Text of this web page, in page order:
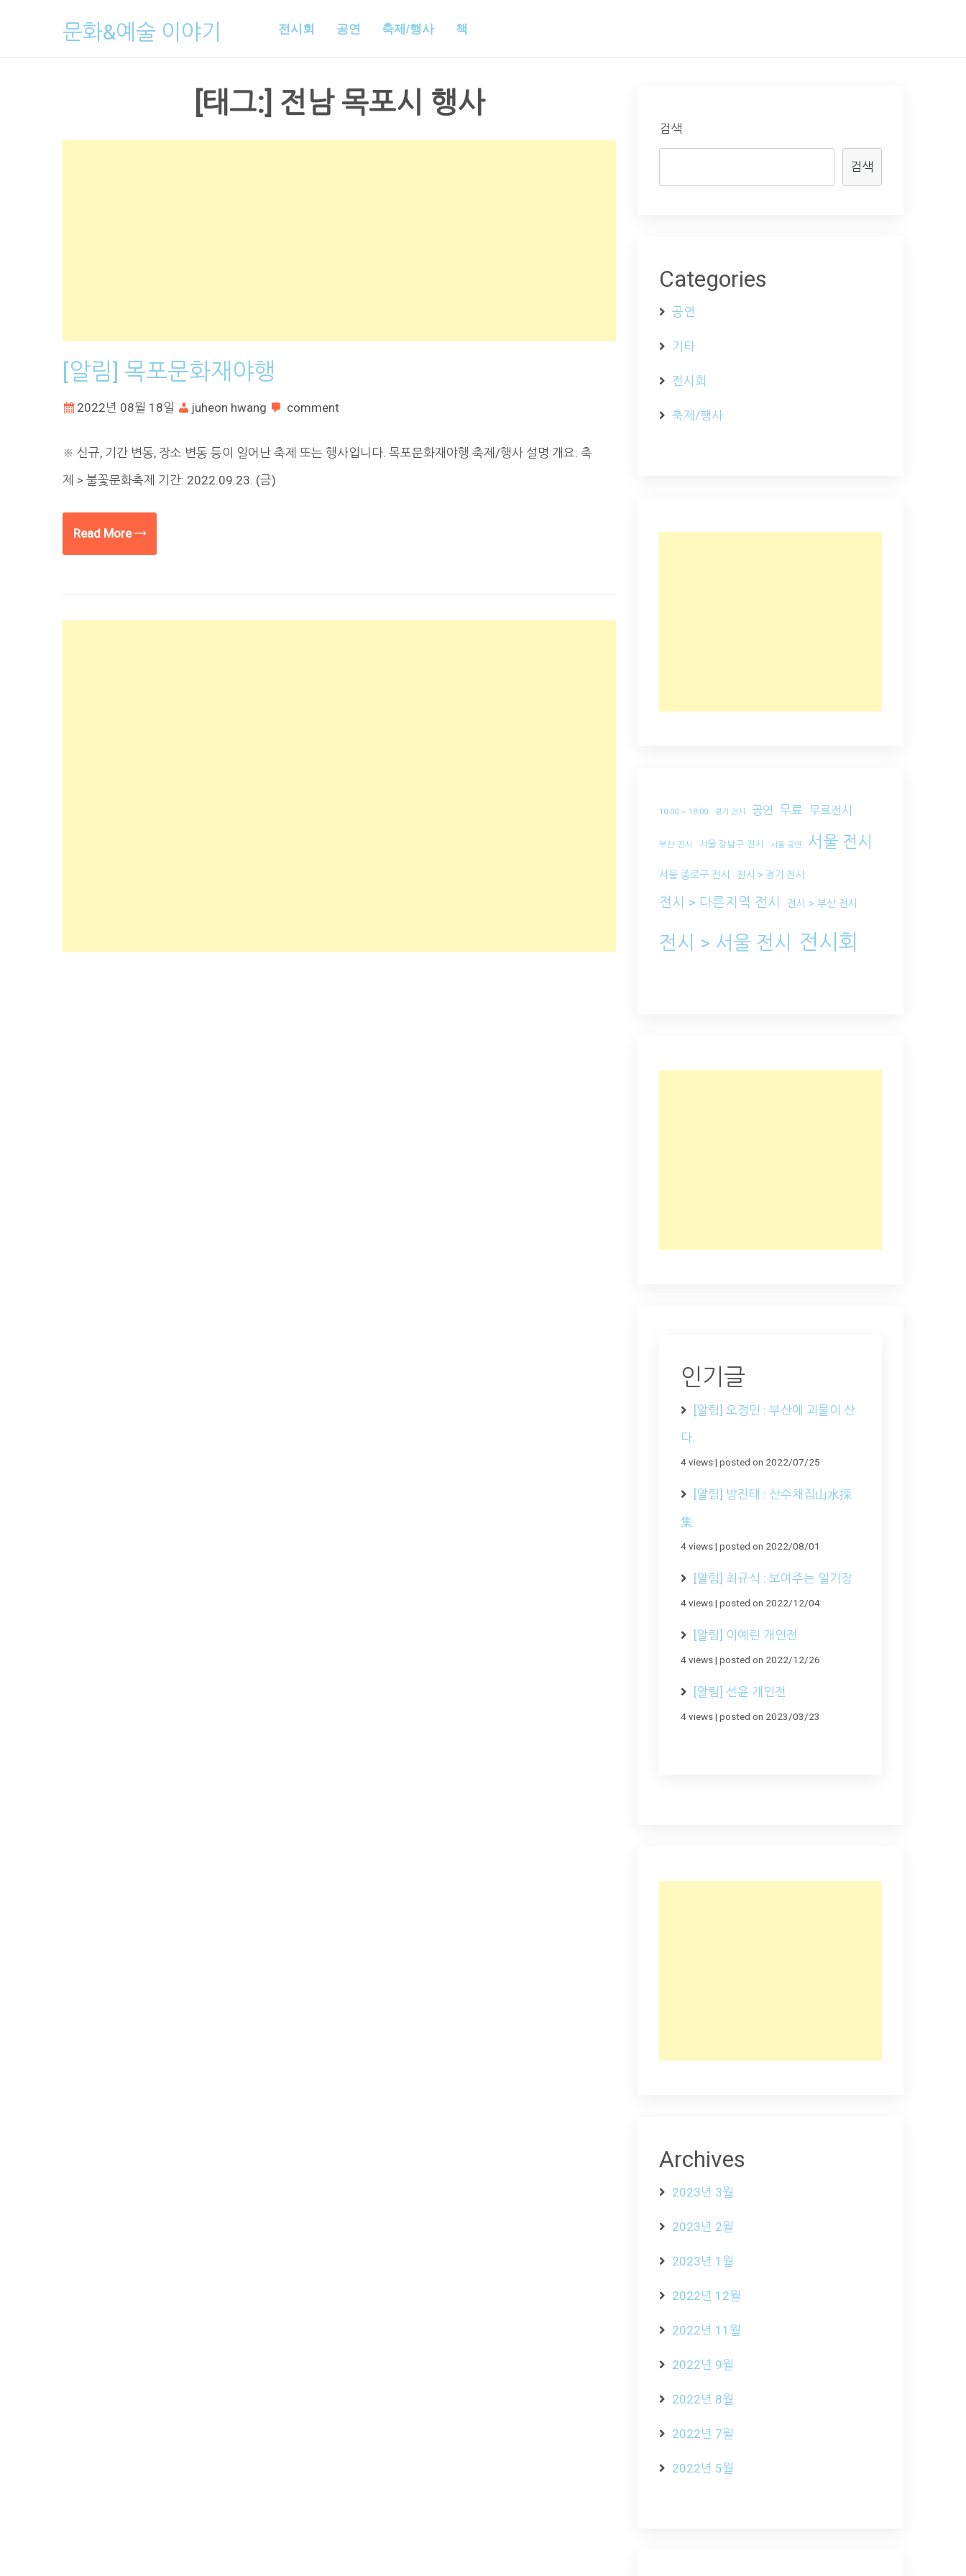
문화&예술 이야기 전시회 공연 축제/행사 책
[태그:] 전남 목포시 행사
[알림] 목포문화재야행
2022년 08월 18일 juheon hwang comment
※ 신규, 기간 변동, 장소 변동 등이 일어난 축제 또는 행사입니다. 목포문화재야행 축제/행사 설명 개요: 축
제 > 불꽃문화축제 기간: 2022.09.23. (금)
Read More →
검색
검색
Categories
공연
기타
전시회
축제/행사
10:00 ~ 18:00 경기 전시 공연 무료 무료전시
부산 전시 서울 강남구 전시 서울 공연 서울 전시
서울 종로구 전시 전시 > 경기 전시
전시 > 다른지역 전시 전시 > 부산 전시
전시 > 서울 전시 전시회
인기글
[알림] 오정민 : 부산에 괴물이 산
다.
4 views| posted on 2022/07/25
[알림] 방진태 : 산수채집山水採
集
4 views| posted on 2022/08/01
[알림] 최규식 : 보여주는 일기장
4 views| posted on 2022/12/04
[알림] 이예린 개인전
4 views| posted on 2022/12/26
[알림] 선윤 개인전
4 views| posted on 2023/03/23
Archives
2023년 3월
2023년 2월
2023년 1월
2022년 12월
2022년 11월
2022년 9월
2022년 8월
2022년 7월
2022년 5월